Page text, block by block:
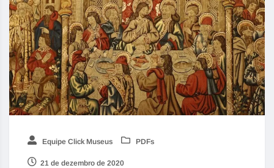
Equipe Click Museus PDFs
21 de dezembro de 2020